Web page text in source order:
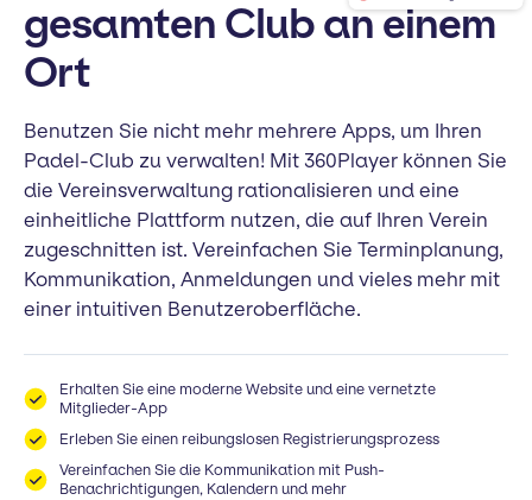
gesamten Club an einem
Ort
Benutzen Sie nicht mehr mehrere Apps, um Ihren
Padel-Club zu verwalten! Mit 360Player können Sie
die Vereinsverwaltung rationalisieren und eine
einheitliche Plattform nutzen, die auf Ihren Verein
zugeschnitten ist. Vereinfachen Sie Terminplanung,
Kommunikation, Anmeldungen und vieles mehr mit
einer intuitiven Benutzeroberfläche.
Erhalten Sie eine moderne Website und eine vernetzte
Mitglieder-App
Erleben Sie einen reibungslosen Registrierungsprozess
Vereinfachen Sie die Kommunikation mit Push-
Benachrichtigungen, Kalendern und mehr